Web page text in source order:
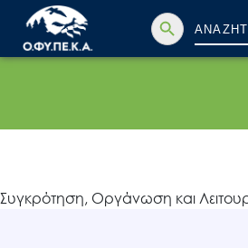
Search
for:
Search Button
Συγκρότηση, Οργάνωση και